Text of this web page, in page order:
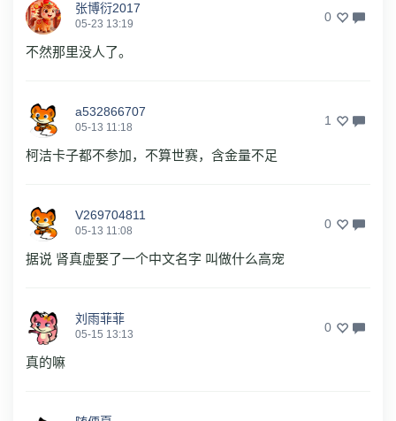
张博衍2017
05-23 13:19 0
不然那里没人了。
a532866707
05-13 11:18 1
柯洁卡子都不参加，不算世赛，含金量不足
V269704811
05-13 11:08 0
据说 肾真虚娶了一个中文名字 叫做什么高宠
刘雨菲菲
05-15 13:13 0
真的嘛